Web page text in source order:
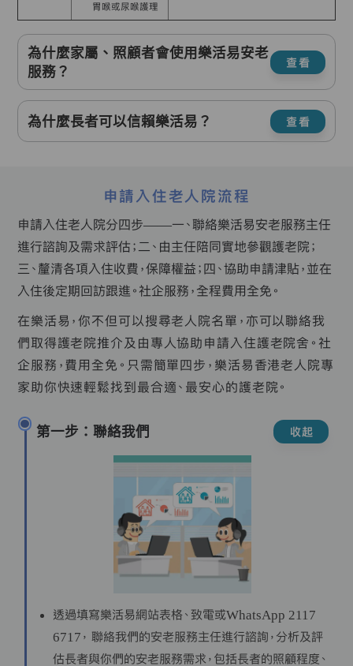
胃喉或尿喉護理
為什麼家屬、照顧者會使用樂活易安老
服務？
查看
為什麼長者可以信賴樂活易？ 查看
申請入住老人院流程
申請入住老人院分四步——一、聯絡樂活易安老服務主任
進行諮詢及需求評估；二、由主任陪同實地參觀護老院；
三、釐清各項入住收費，保障權益；四、協助申請津貼，並在
入住後定期回訪跟進。社企服務，全程費用全免。
在樂活易，你不但可以搜尋老人院名單，亦可以聯絡我
們取得護老院推介及由專人協助申請入住護老院舍。社
企服務，費用全免。只需簡單四步，樂活易香港老人院專
家助你快速輕鬆找到最合適、最安心的護老院。
第一步：聯絡我們 收起
透過填寫樂活易網站表格、致電或WhatsApp 2117
6717， 聯絡我們的安老服務主任進行諮詢，分析及評
估長者與你們的安老服務需求，包括長者的照顧程度、